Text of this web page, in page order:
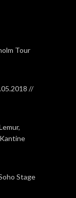
Tour
//
Stage